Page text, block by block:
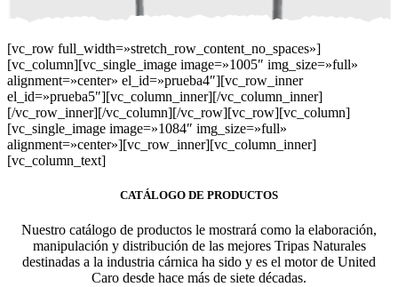
[vc_row full_width=»stretch_row_content_no_spaces»]
[vc_column][vc_single_image image=»1005″ img_size=»full»
alignment=»center» el_id=»prueba4″][vc_row_inner
el_id=»prueba5″][vc_column_inner][/vc_column_inner]
[/vc_row_inner][/vc_column][/vc_row][vc_row][vc_column]
[vc_single_image image=»1084″ img_size=»full»
alignment=»center»][vc_row_inner][vc_column_inner]
[vc_column_text]
CATÁLOGO DE PRODUCTOS
Nuestro catálogo de productos le mostrará como la elaboración,
manipulación y distribución de las mejores Tripas Naturales
destinadas a la industria cárnica ha sido y es el motor de United
Caro desde hace más de siete décadas.